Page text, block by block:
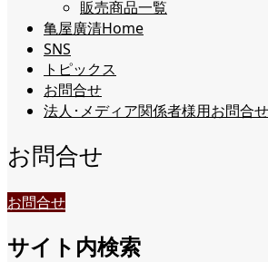
販売商品一覧
亀屋廣清Home
SNS
トピックス
お問合せ
法人･メディア関係者様用お問合
お問合せ
お問合せ
サイト内検索